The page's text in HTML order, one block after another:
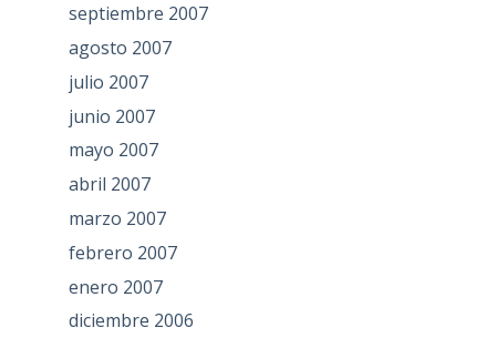
septiembre 2007
agosto 2007
julio 2007
junio 2007
mayo 2007
abril 2007
marzo 2007
febrero 2007
enero 2007
diciembre 2006